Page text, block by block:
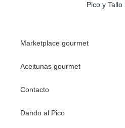
Pico y Tallo
Marketplace gourmet
Aceitunas gourmet
Contacto
Dando al Pico